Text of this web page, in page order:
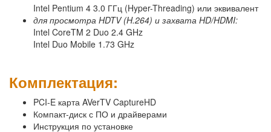
Intel Pentium 4 3.0 ГГц (Hyper-Threading) или эквивалент
для просмотра HDTV (H.264) и захвата HD/HDMI:
Intel CoreTM 2 Duo 2.4 GHz
Intel Duo Mobile 1.73 GHz
Комплектация:
PCI-E карта AVerTV CaptureHD
Компакт-диск с ПО и драйверами
Инструкция по установке